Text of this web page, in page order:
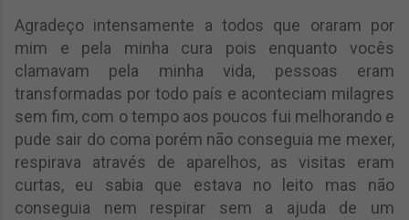
Agradeço intensamente a todos que oraram por
mim e pela minha cura pois enquanto vocês
clamavam pela minha vida, pessoas eram
transformadas por todo país e aconteciam milagres
sem fim, com o tempo aos poucos fui melhorando e
pude sair do coma porém não conseguia me mexer,
respirava através de aparelhos, as visitas eram
curtas, eu sabia que estava no leito mas não
conseguia nem respirar sem a ajuda de um